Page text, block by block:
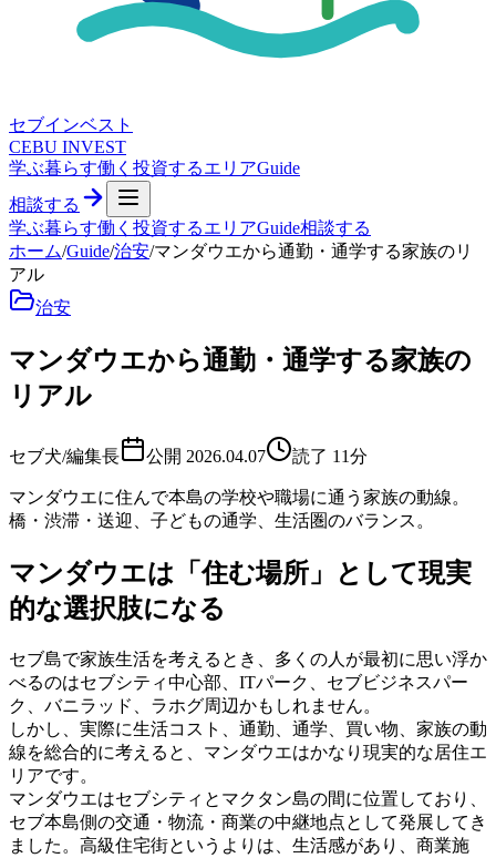
セブインベスト
CEBU INVEST
学ぶ暮らす働く 投資するエリアGuide
相談する
学ぶ暮らす働く 投資するエリアGuide相談する
ホーム/Guide/治安/マンダウエから通勤・通学する家族のリ
アル
治安
マンダウエから通勤・通学する家族の
リアル
セブ犬/編集長 公開 2026.04.07 読了 11分
マンダウエに住んで本島の学校や職場に通う家族の動線。
橋・渋滞・送迎、子どもの通学、生活圏のバランス。
マンダウエは「住む場所」として現実
的な選択肢になる
セブ島で家族生活を考えるとき、多くの人が最初に思い浮か
べるのはセブシティ中心部、ITパーク、セブビジネスパー
ク、バニラッド、ラホグ周辺かもしれません。
しかし、実際に生活コスト、通勤、通学、買い物、家族の動
線を総合的に考えると、マンダウエはかなり現実的な居住エ
リアです。
マンダウエはセブシティとマクタン島の間に位置しており、
セブ本島側の交通・物流・商業の中継地点として発展してき
ました。高級住宅街というよりは、生活感があり、商業施